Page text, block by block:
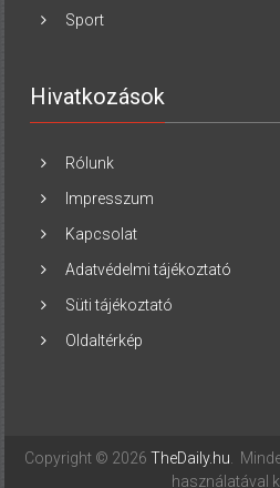
Sport
Hivatkozások
Rólunk
Impresszum
Kapcsolat
Adatvédelmi tájékoztató
Süti tájékoztató
Oldaltérkép
Copyright © 2026 TheDaily.hu .
használatával